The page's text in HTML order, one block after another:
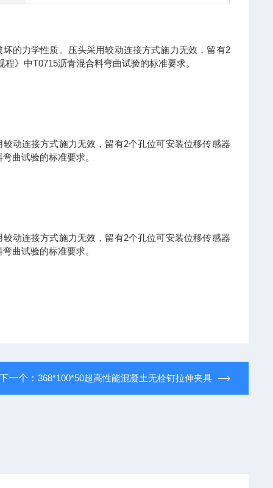
的力学性质。压头采用较动连接方式施力无效，留有2
程》中T0715沥青混合料弯曲试验的标准要求。
动连接方式施力无效，留有2个孔位可安装位移传感器
曲试验的标准要求。
动连接方式施力无效，留有2个孔位可安装位移传感器
曲试验的标准要求。
一个： 368*100*50超高性能混凝土无栓钉拉伸夹具